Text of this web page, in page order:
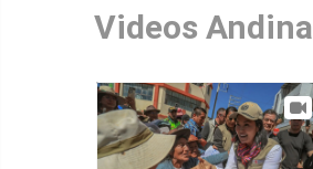
Videos Andina